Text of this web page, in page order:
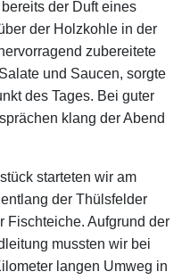
der Duft eines
der Holzkohle in der
zubereitete
und Saucen, sorgte
des Tages. Bei guter
klang der Abend
starteten wir am
der Thülsfelder
Fischteiche. Aufgrund der
mussten wir bei
langen Umweg in